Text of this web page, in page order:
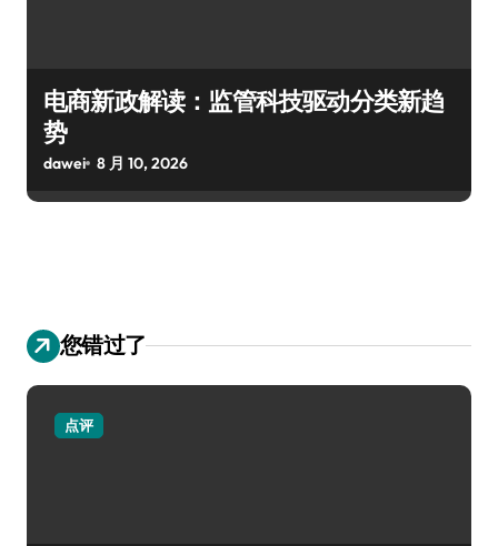
电商新政解读：监管科技驱动分类新趋
势
dawei 8 月 10, 2026
您错过了
点评